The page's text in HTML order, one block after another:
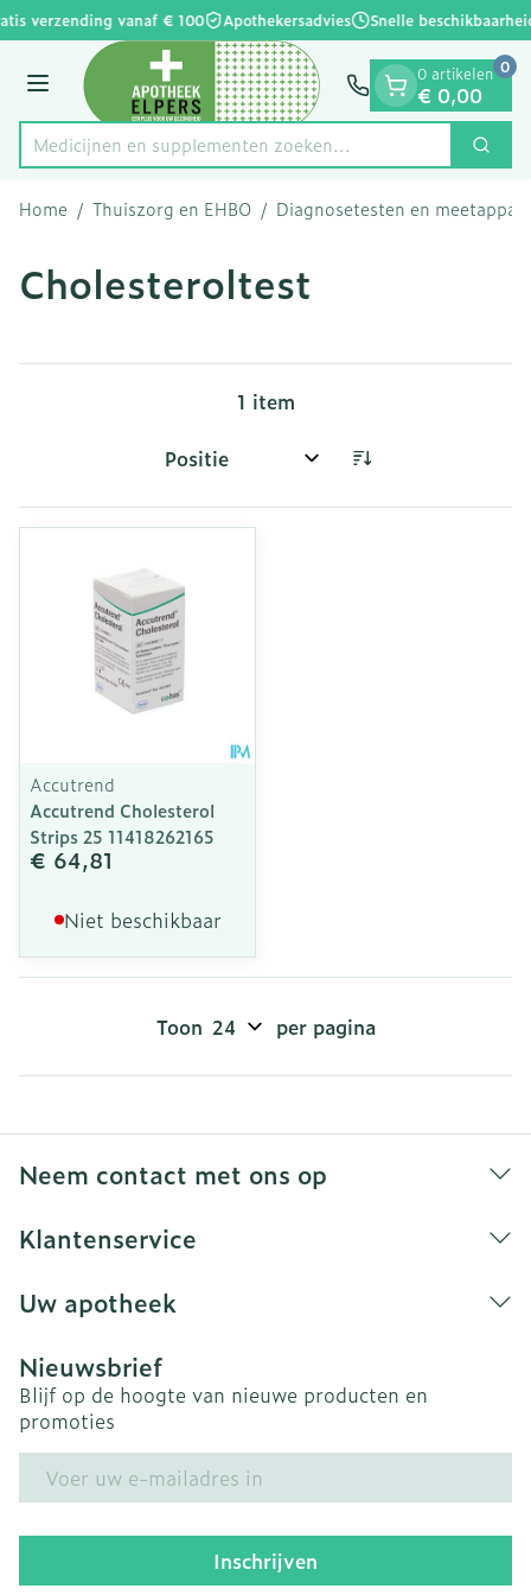
Ga naar de inhoud
1 van 1
verzending vanaf € 100 Apothekersadvies Snelle
Menu
Product, merk, categorie...
Medicijnen en supplementen zoeken... Zoek
0 artikelen
€ 0,00
0
Home / Thuiszorg en EHBO / Diagnosetesten en
Cholesteroltest
1 item
Sorteer op:
Accutrend
Accutrend Cholesterol
Strips 25 11418262165
€ 64,81
Niet beschikbaar
Toon per pagina
Neem contact met ons op
Klantenservice
Uw apotheek
Nieuwsbrief
Blijf op de hoogte van nieuwe producten en
promoties
Inschrijven